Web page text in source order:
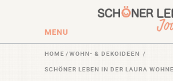
MENU
HOME /WOHN- & DEKOIDEEN /
SCHÖNER LEBEN IN DER LAURA